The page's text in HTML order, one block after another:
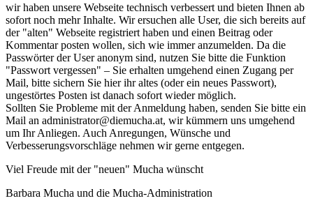
wir haben unsere Webseite technisch verbessert und bieten Ihnen ab
sofort noch mehr Inhalte. Wir ersuchen alle User, die sich bereits auf
der "alten" Webseite registriert haben und einen Beitrag oder
Kommentar posten wollen, sich wie immer anzumelden. Da die
Passwörter der User anonym sind, nutzen Sie bitte die Funktion
"Passwort vergessen" – Sie erhalten umgehend einen Zugang per
Mail, bitte sichern Sie hier ihr altes (oder ein neues Passwort),
ungestörtes Posten ist danach sofort wieder möglich.
Sollten Sie Probleme mit der Anmeldung haben, senden Sie bitte ein
Mail an administrator@diemucha.at, wir kümmern uns umgehend
um Ihr Anliegen. Auch Anregungen, Wünsche und
Verbesserungsvorschläge nehmen wir gerne entgegen.
Viel Freude mit der "neuen" Mucha wünscht
Barbara Mucha und die Mucha-Administration